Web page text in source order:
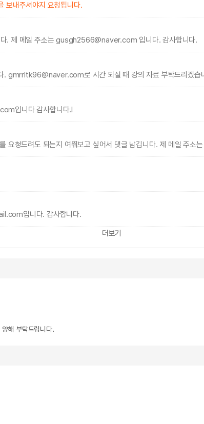
보내주셔야지 요청됩니다.
다. 제 메일 주소는 gusgh2566@naver.com 입니다. 감사합니다.
. gmrrltk96@naver.com로 시간 되실 때 강의 자료 부탁드리겠습
입니다 감사합니다.!
요청드려도 되는지 여쭤보고 싶어서 댓글 남깁니다. 제 메일 주
입니다. 감사합니다.
더보기
해 부탁드립니다.